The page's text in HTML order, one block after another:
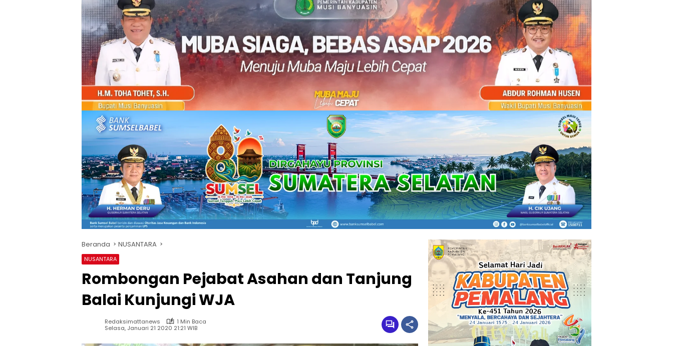
Beranda NUSANTARA
NUSANTARA
Rombongan Pejabat Asahan dan Tanjung
Balai Kunjungi WJA
Redaksimattanews
1 Min Baca
Selasa, Januari 21 2020 21:21 WIB